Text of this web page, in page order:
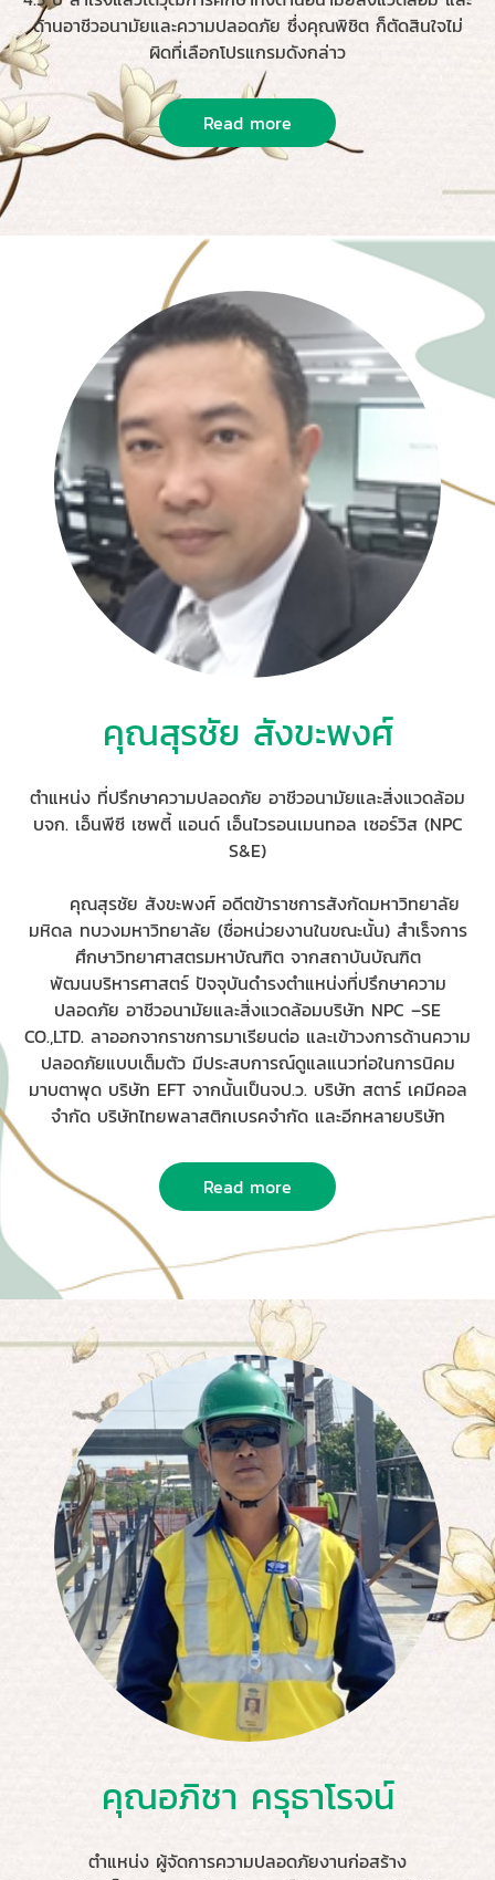
ด้านอาชีวอนามัยและความปลอดภัย ซึ่งคุณพิชิต ก็ตัดสินใจไม่
ผิดที่เลือกโปรแกรมดังกล่าว
Read more
คุณสุรชัย สังขะพงศ์
ตำแหน่ง ที่ปรึกษาความปลอดภัย อาชีวอนามัยและสิ่งแวดล้อม
บจก. เอ็นพีซี เซพตี้ แอนด์ เอ็นไวรอนเมนทอล เซอร์วิส (NPC
S&E)
คุณสุรชัย สังขะพงศ์ อดีตข้าราชการสังกัดมหาวิทยาลัย
มหิดล ทบวงมหาวิทยาลัย (ชื่อหน่วยงานในขณะนั้น) สำเร็จการ
ศึกษาวิทยาศาสตรมหาบัณฑิต จากสถาบันบัณฑิต
พัฒนบริหารศาสตร์ ปัจจุบันดำรงตำแหน่งที่ปรึกษาความ
ปลอดภัย อาชีวอนามัยและสิ่งแวดล้อมบริษัท NPC –SE
CO.,LTD. ลาออกจากราชการมาเรียนต่อ และเข้าวงการด้านความ
ปลอดภัยแบบเต็มตัว มีประสบการณ์ดูแลแนวท่อในการนิคม
มาบตาพุด บริษัท EFT จากนั้นเป็นจป.ว. บริษัท สตาร์ เคมีคอล
จำกัด บริษัทไทยพลาสติกเบรคจำกัด และอีกหลายบริษัท
Read more
คุณอภิชา ครุธาโรจน์
ตำแหน่ง ผู้จัดการความปลอดภัยงานก่อสร้าง